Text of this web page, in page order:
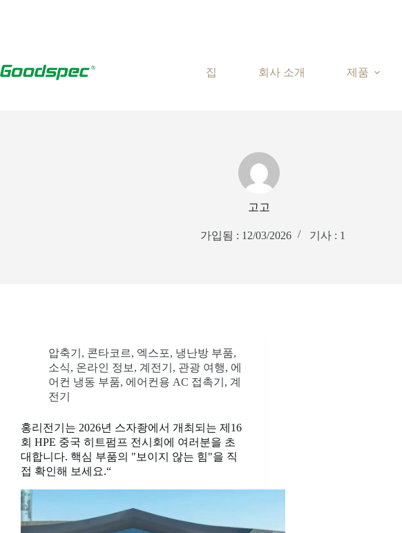
바
로
집 회사 소개 제품
고고
가입됨 : 12/03/2026 기사 : 1
압축기 , 콘타코르, 엑스포, 냉난방 부품,
소식, 온라인 정보 , 계전기 , 관광 여행, 에
어컨 냉동 부품, 에어컨용 AC 접촉기 , 계
전기
홍리전기는 2026년 스자좡에서 개최되는 제16
회 HPE 중국 히트펌프 전시회에 여러분을 초
대합니다. 핵심 부품의 "보이지 않는 힘"을 직
접 확인해 보세요.“